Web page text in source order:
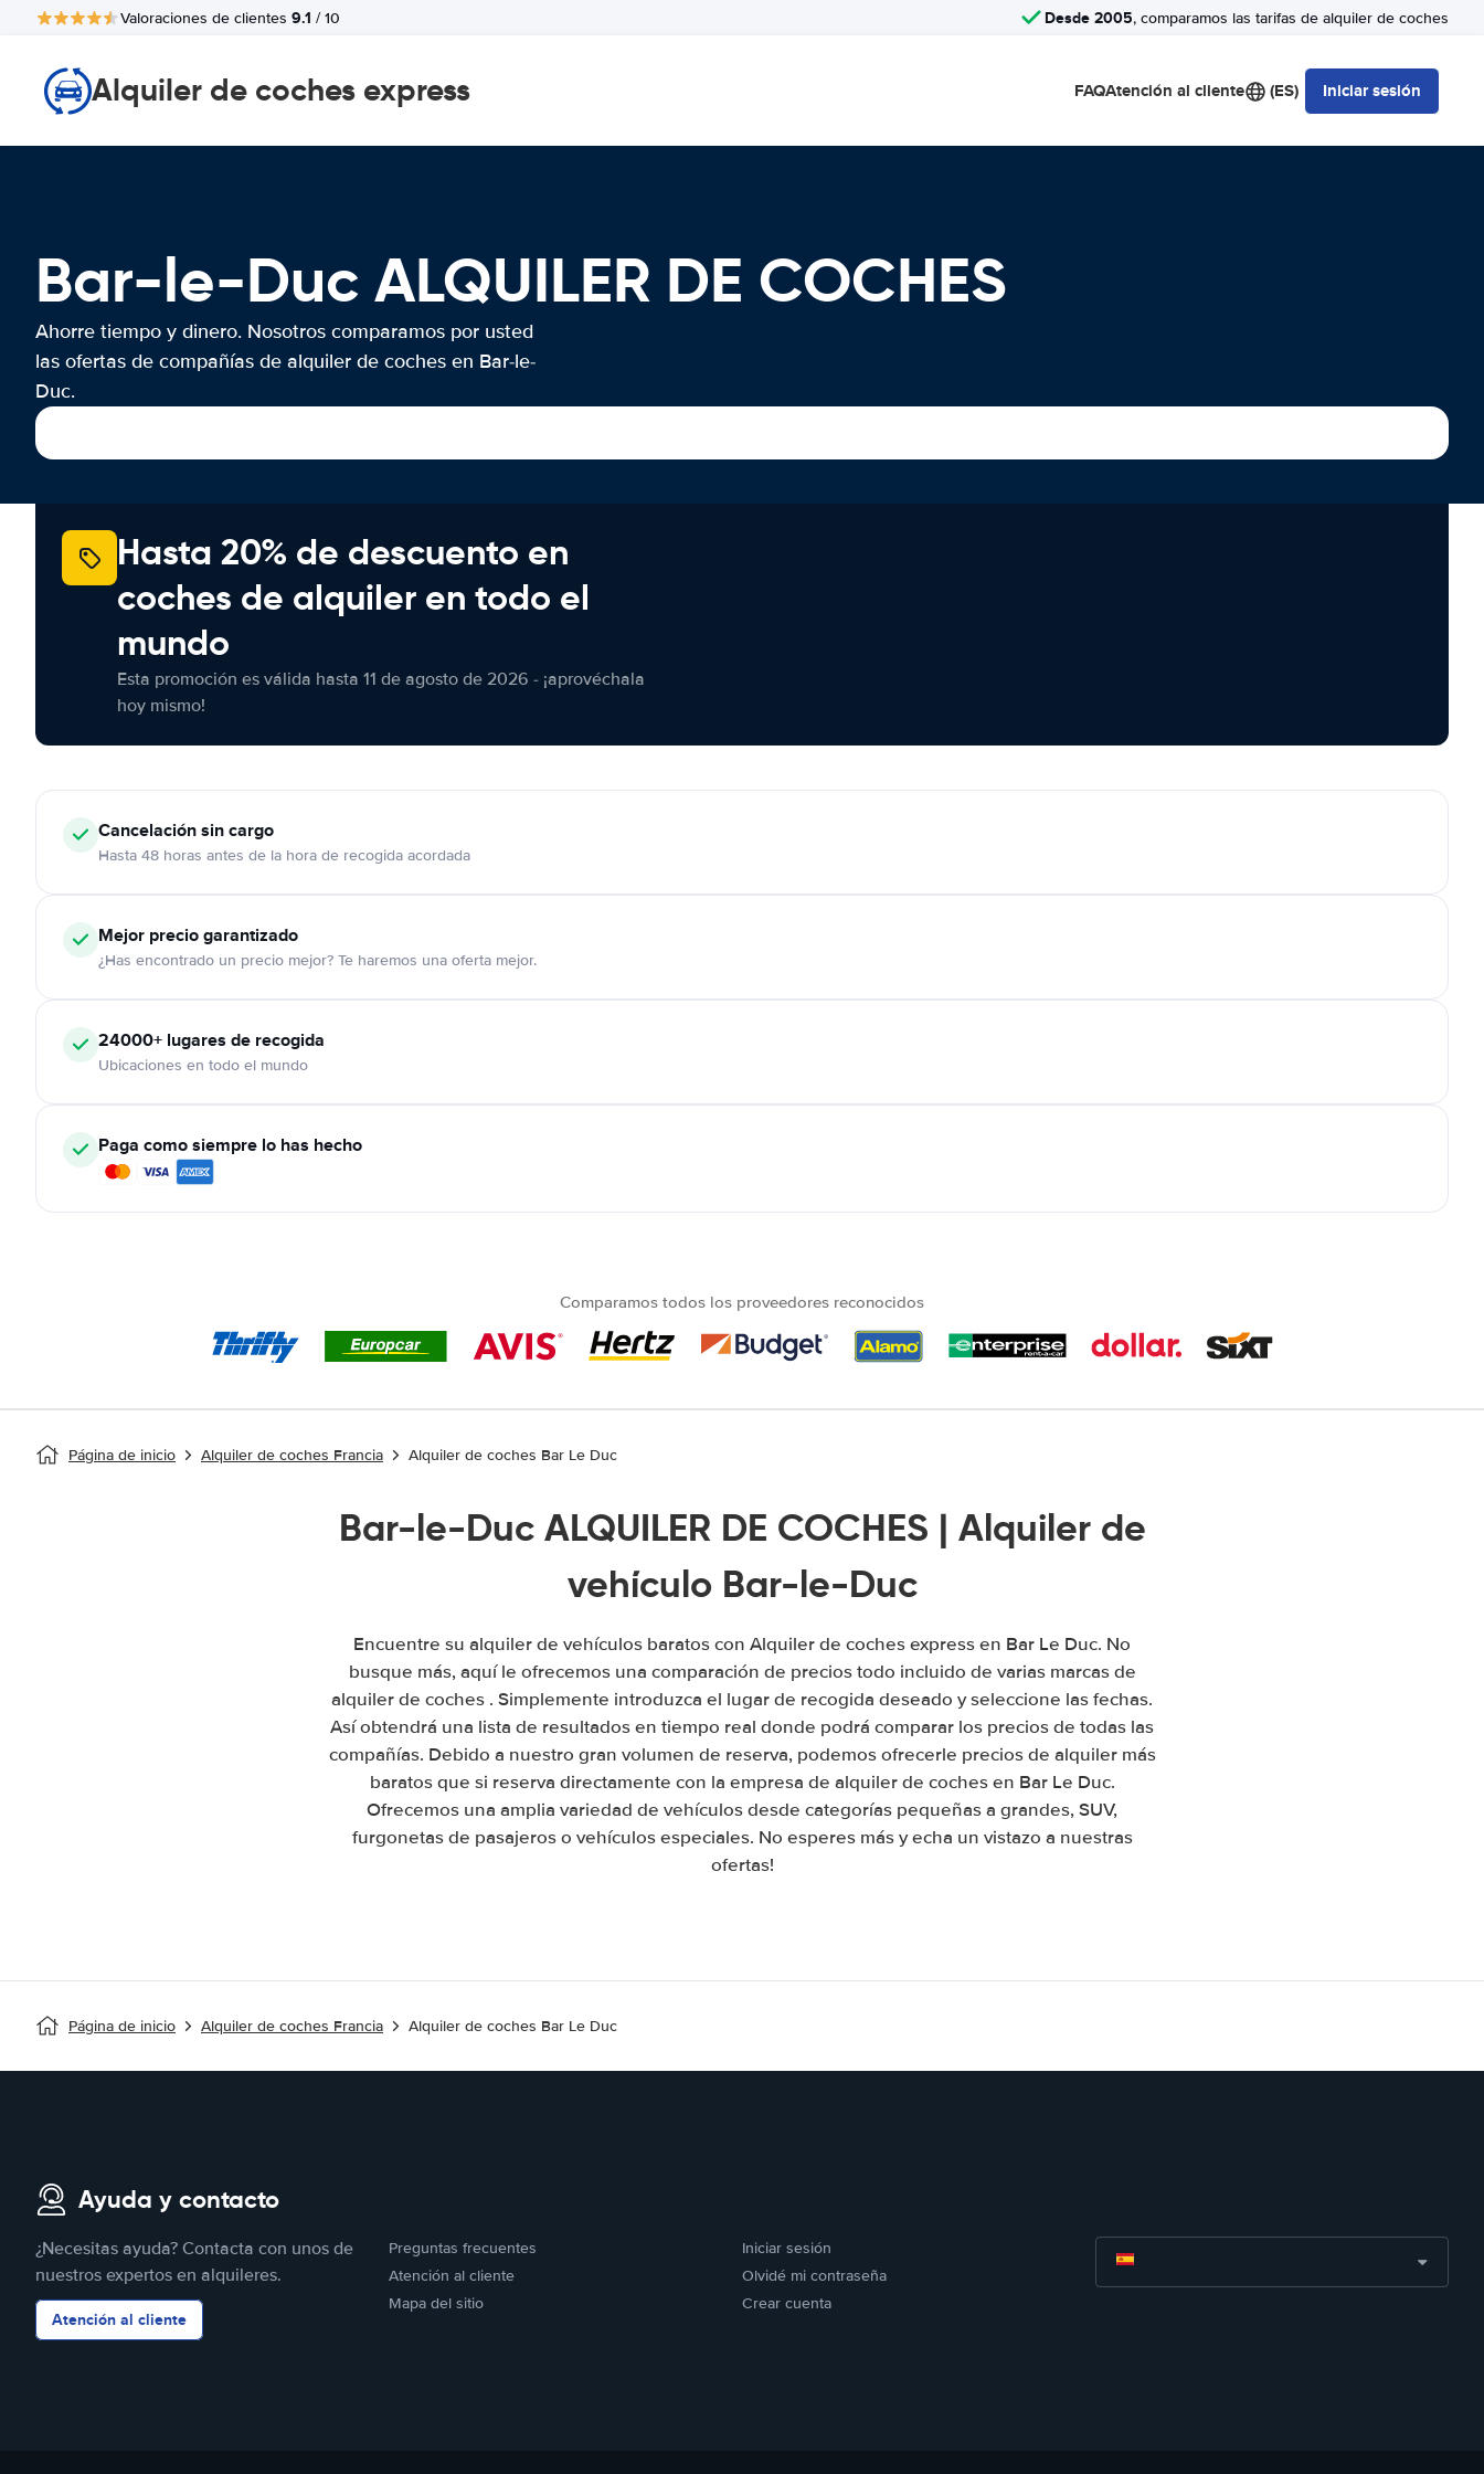
Valoraciones de clientes 9.1 / 10 Desde 2005, comparamos las tarifas de alquiler de coches
Alquiler de coches express FAQAtención al cliente (ES) Iniciar sesión
Bar-le-Duc ALQUILER DE COCHES
Ahorre tiempo y dinero. Nosotros comparamos por usted
las ofertas de compañías de alquiler de coches en Bar-le-
Duc.
Hasta 20% de descuento en
coches de alquiler en todo el
mundo
Esta promoción es válida hasta 11 de agosto de 2026 - ¡aprovéchala
hoy mismo!
Cancelaciónsin cargo
Hasta 48 horas antes de la hora de recogida acordada
Mejor precio garantizado
¿Has encontrado un precio mejor? Te haremos una oferta mejor.
24000+ lugares de recogida
Ubicaciones en todo el mundo
Paga como siempre lo has hecho
Comparamos todos los proveedores reconocidos
Página de inicio Alquiler de coches Francia Alquiler de coches Bar Le Duc
Bar-le-Duc ALQUILER DE COCHES | Alquiler de
vehículo Bar-le-Duc
Encuentre su alquiler de vehículos baratos con Alquiler de coches express en Bar Le Duc. No
busque más, aquí le ofrecemos una comparación de precios todo incluido de varias marcas de
alquiler de coches . Simplemente introduzca el lugar de recogida deseado y seleccione las fechas.
Así obtendrá una lista de resultados en tiempo real donde podrá comparar los precios de todas las
compañías. Debido a nuestro gran volumen de reserva, podemos ofrecerle precios de alquiler más
baratos que si reserva directamente con la empresa de alquiler de coches en Bar Le Duc.
Ofrecemos una amplia variedad de vehículos desde categorías pequeñas a grandes, SUV,
furgonetas de pasajeros o vehículos especiales. No esperes más y echa un vistazo a nuestras
ofertas!
Página de inicio Alquiler de coches Francia Alquiler de coches Bar Le Duc
Ayuda y contacto
¿Necesitas ayuda? Contacta con unos de
nuestros expertos en alquileres.
Atención al cliente
Preguntas frecuentes
Atención al cliente
Mapa del sitio
Iniciar sesión
Olvidé mi contraseña
Crear cuenta